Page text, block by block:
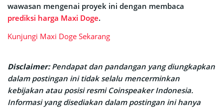
wawasan mengenai proyek ini dengan membaca
prediksi harga Maxi Doge.
Kunjungi Maxi Doge Sekarang
Disclaimer:Pendapat dan pandangan yang diungkapkan
dalam postingan ini tidak selalu mencerminkan
kebijakan atau posisi resmi Coinspeaker Indonesia.
Informasi yang disediakan dalam postingan ini hanya